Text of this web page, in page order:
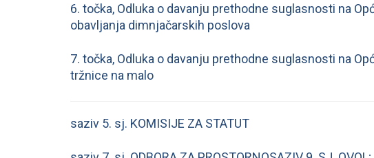
6. točka, Odluka o davanju prethodne suglasnosti na
obavljanja dimnjačarskih poslova
7. točka, Odluka o davanju prethodne suglasnosti na
tržnice na malo
saziv 5. sj. KOMISIJE ZA STATUT